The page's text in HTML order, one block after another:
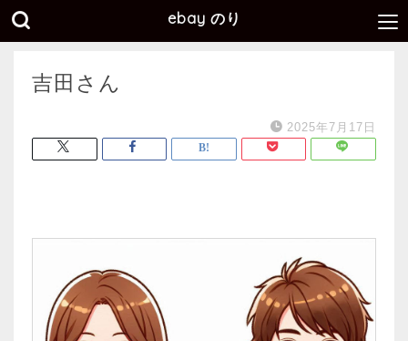
ebay のり
吉田さん
2025年7月17日